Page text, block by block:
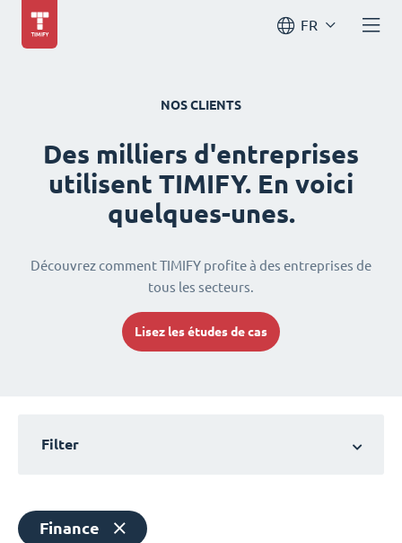
FR
NOS CLIENTS
Des milliers d'entreprises
utilisent TIMIFY. En voici
quelques-unes.
Découvrez comment TIMIFY profite à des entreprises de
tous les secteurs.
Lisez les études de cas
Filter
Finance